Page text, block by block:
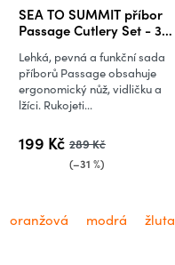
SEA TO SUMMIT příbor
Passage Cutlery Set - 3
199 Kč 289 Kč
(–31 %)
Lehká, pevná a funkční sada
příborů Passage obsahuje
ergonomický nůž, vidličku a
lžíci. Rukojeti...
oranžová modrá žluta